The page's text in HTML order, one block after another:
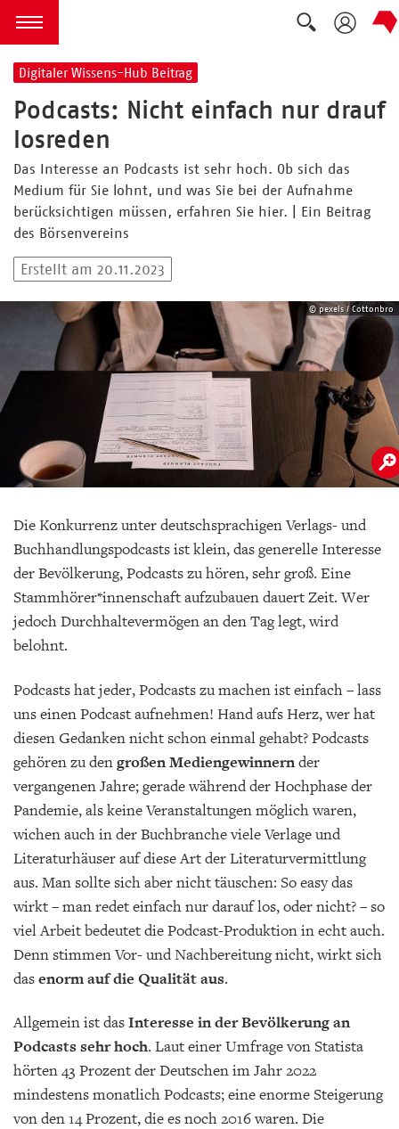
zum Inhalt springen
Menü öffnen
Suche
Digitaler Wissens-Hub Beitrag
Podcasts: Nicht einfach nur drauf
losreden
Das Interesse an Podcasts ist sehr hoch. Ob sich das
Medium für Sie lohnt, und was Sie bei der Aufnahme
berücksichtigen müssen, erfahren Sie hier. | Ein Beitrag
des Börsenvereins
Erstellt am 20.11.2023
© pexels / Cottonbro
Die Konkurrenz unter deutschsprachigen Verlags- und
Buchhandlungspodcasts ist klein, das generelle Interesse
der Bevölkerung, Podcasts zu hören, sehr groß. Eine
Stammhörer*innenschaft aufzubauen dauert Zeit. Wer
jedoch Durchhaltevermögen an den Tag legt, wird
belohnt.
Podcasts hat jeder, Podcasts zu machen ist einfach – lass
uns einen Podcast aufnehmen! Hand aufs Herz, wer hat
diesen Gedanken nicht schon einmal gehabt? Podcasts
gehören zu dengroßen Mediengewinnernder
vergangenen Jahre; gerade während der Hochphase der
Pandemie, als keine Veranstaltungen möglich waren,
wichen auch in der Buchbranche viele Verlage und
Literaturhäuser auf diese Art der Literaturvermittlung
aus. Man sollte sich aber nicht täuschen: So easy das
wirkt – man redet einfach nur darauf los, oder nicht? – so
viel Arbeit bedeutet die Podcast-Produktion in echt auch.
Denn stimmen Vor- und Nachbereitung nicht, wirkt sich
dasenorm auf die Qualität aus.
Allgemein ist dasInteresse in der Bevölkerung an
Podcasts sehr hoch. Laut einer Umfrage von Statista
hörten 43 Prozent der Deutschen im Jahr 2022
mindestens monatlich Podcasts; eine enorme Steigerung
von den 14 Prozent, die es noch 2016 waren. Die